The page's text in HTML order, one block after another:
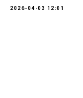
2026-04-03 12:01